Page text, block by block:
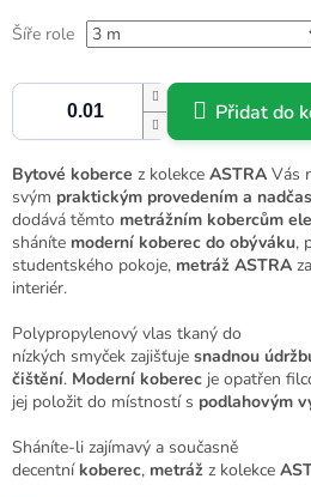
Šíře role
Přidat do
Bytové koberce z kolekce ASTRA Vás
svým praktickým provedením a
dodává těmto metrážním kobercům
sháníte moderní koberec do obýváku,
studentského pokoje, metráž ASTRA
interiér.
Polypropylenový vlas tkaný do
nízkých smyček zajišťuje snadnou
čištění. Moderní koberec je opatřen
jej položit do místností s podlahovým
Sháníte-li zajímavý a současně
decentní koberec, metráž z kolekce